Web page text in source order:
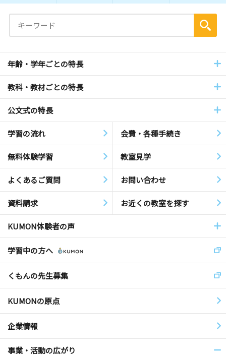
年齢・学年ごとの特長
教科・教材ごとの特長
公文式の特長
学習の流れ 会費・各種手続き
無料体験学習 教室見学
よくあるご質問 お問い合わせ
資料請求 お近くの教室を探す
KUMON体験者の声
学習中の方へ
くもんの先生募集
KUMONの原点
企業情報
事業・活動の広がり